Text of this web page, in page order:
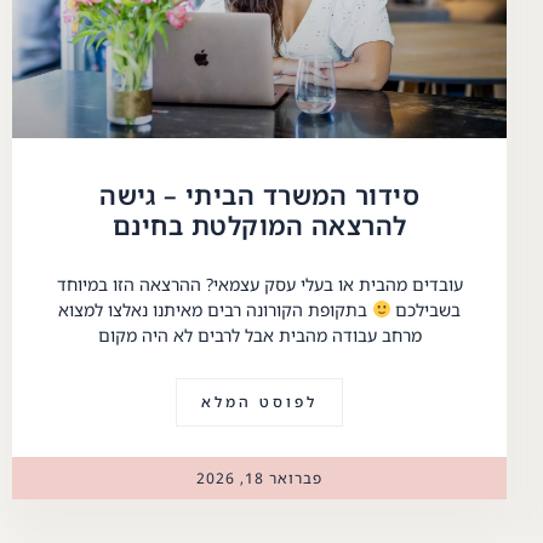
סידור המשרד הביתי – גישה
להרצאה המוקלטת בחינם
עובדים מהבית או בעלי עסק עצמאי? ההרצאה הזו במיוחד
בשבילכם
בתקופת הקורונה רבים מאיתנו נאלצו למצוא
מרחב עבודה מהבית אבל לרבים לא היה מקום
לפוסט המלא
פברואר 18, 2026